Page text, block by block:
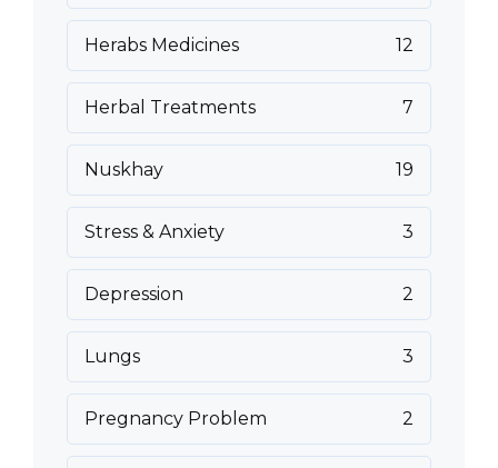
Herabs Medicines 12
Herbal Treatments 7
Nuskhay 19
Stress & Anxiety 3
Depression 2
Lungs 3
Pregnancy Problem 2